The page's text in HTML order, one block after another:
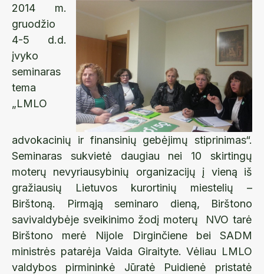
2014 m.
gruodžio
4-5 d.d.
įvyko
seminaras
tema
„LMLO
advokacinių ir finansinių gebėjimų stiprinimas“.
Seminaras sukvietė daugiau nei 10 skirtingų
moterų nevyriausybinių organizacijų į vieną iš
gražiausių Lietuvos kurortinių miestelių –
Birštoną. Pirmąją seminaro dieną, Birštono
savivaldybėje sveikinimo žodį moterų NVO tarė
Birštono merė Nijole Dirginčiene bei SADM
ministrės patarėja Vaida Giraityte. Vėliau LMLO
valdybos pirmininkė Jūratė Puidienė pristatė